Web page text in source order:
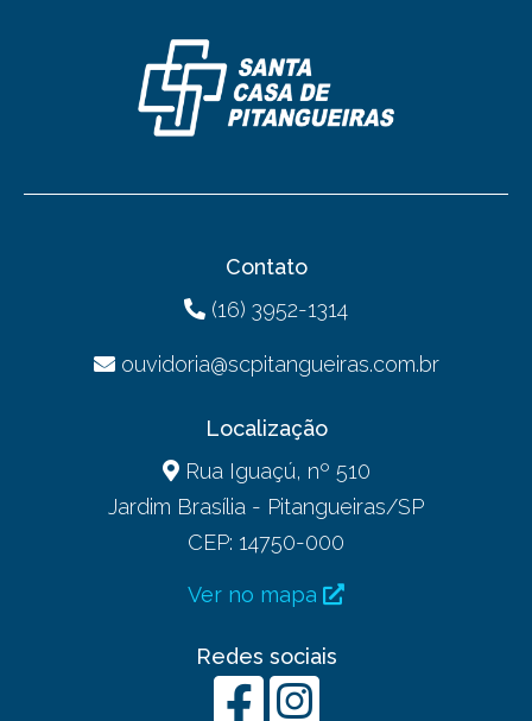
Contato
(16) 3952-1314
ouvidoria@scpitangueiras.com.br
Localização
Rua Iguaçú, nº 510
Jardim Brasília - Pitangueiras/SP
CEP: 14750-000
Ver no mapa
Redes sociais